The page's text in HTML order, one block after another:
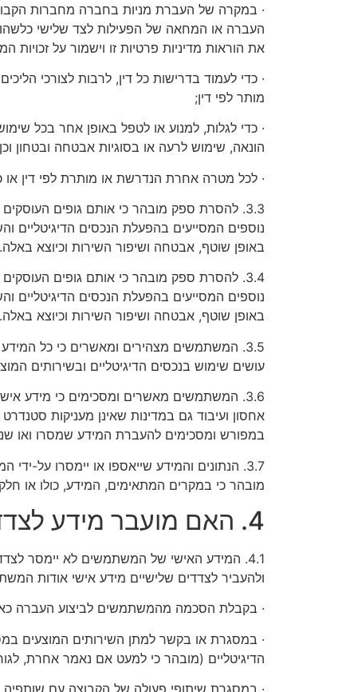
· במקרה של העברת מניות בחברה מחברות
העברה או המחאה של הפעילות לצד שלישי
את הוראות מדיניות פרטיות זו וישמור על
· כדי לעמוד בדרישות כל דין, לרבות לצורכי
מותר לפי דין;
· כדי לגלות, למנוע או לטפל באופן אחר בכל
הונאה, שימוש לרעה או בסוגיות אבטחה ובטחון
· לכל מטרה אחרת הנדרשת או מותרת לפי דין או
3.3. להסרת ספק מובהר כי אותם גופים
נוספים המסייעים בהפעלת הנכסים הדיגיטליים
באופן שוטף, אבטחה ושיפור השירות וכיוצא באלה.
3.4. להסרת ספק מובהר כי אותם גופים
נוספים המסייעים בהפעלת הנכסים הדיגיטליים
באופן שוטף, אבטחה ושיפור השירות וכיוצא באלה.
3.5. המשתמשים מצהירים ומאשרים כי כל
עושים שימוש בנכסים הדיגיטליים ובשירותים
3.6. המשתמשים מאשרים ומסכימים כי מידע
אחסון ועיבוד גם במדינות שאינן מעניקות
במפורש ומסכימים להעברת המידע שמסרו ואו
3.7. הנתונים והמידע שייאספו או יימסרו
מובהר כי במקרים המתאימים, המידע, כולו או
4. האם מועבר מידע לצדדים שלישיים?
4.1. המידע האישי של המשתמשים לא יימסר
ולהעביר לצדדים שלישיים מידע אישי אודות
· בקבלת הסכמה מהמשתמשים לביצוע העברה
· במסגרת או בקשר למתן השירותים המוצעים
הדיגיטליים (מובהר כי למעט אם נאמר אחרת,